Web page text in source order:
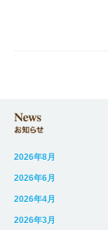
2026年8月
2026年6月
2026年4月
2026年3月